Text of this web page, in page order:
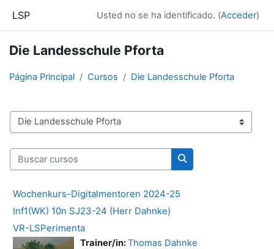
LSP Usted no se ha identificado. (Acceder)
Die Landesschule Pforta
Página Principal Cursos Die Landesschule Pforta
Categorías
Buscar cursos
Buscar cursos
Wochenkurs-Digitalmentoren 2024-25
Inf1(WK) 10n SJ23-24 (Herr Dahnke)
VR-LSPerimenta
Trainer/in:Thomas Dahnke